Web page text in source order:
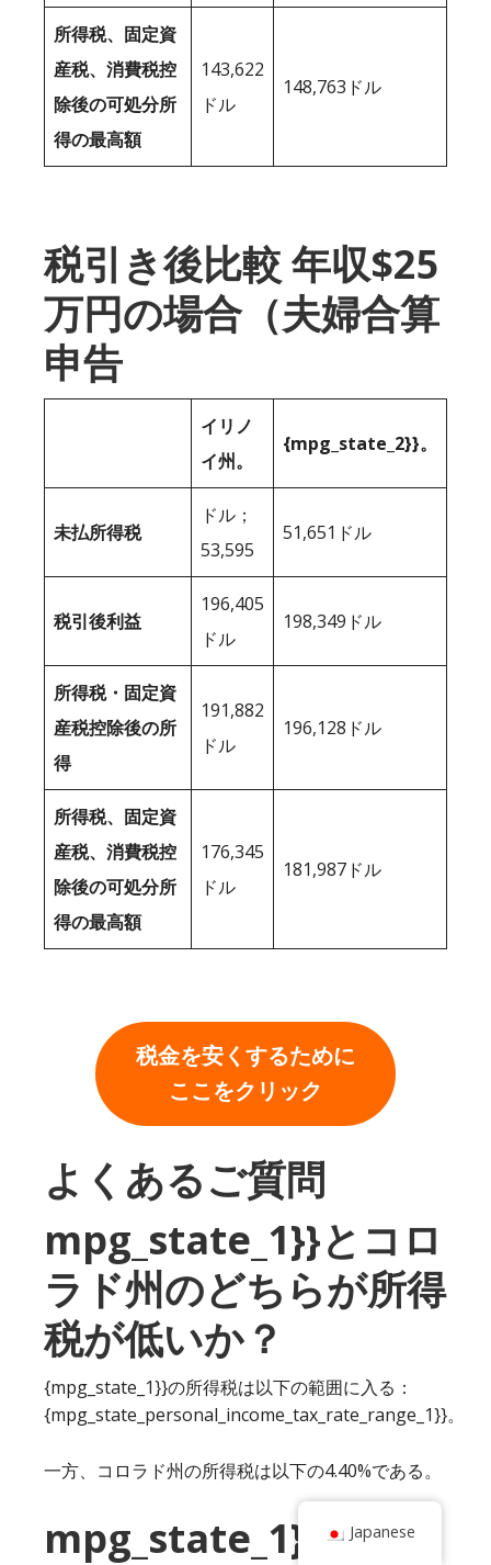
所得税、固定資
産税、消費税控
除後の可処分所
得の最高額
143,622
ドル
148,763ドル
税引き後比較 年収$25
万円の場合（夫婦合算
申告
イリノ
イ州。
{mpg_state_2}}。
未払所得税
ドル；
53,595
51,651ドル
税引後利益
196,405
ドル
198,349ドル
所得税・固定資
産税控除後の所
得
191,882
ドル
196,128ドル
所得税、固定資
産税、消費税控
除後の可処分所
得の最高額
176,345
ドル
181,987ドル
税金を安くするために
ここをクリック
よくあるご質問
mpg_state_1}}とコロ
ラド州のどちらが所得
税が低いか？
{mpg_state_1}}の所得税は以下の範囲に入る：
{mpg_state_personal_income_tax_rate_range_1}}。
一方、コロラド州の所得税は以下の4.40%である。
mpg_state_1}}とコロ
Japanese